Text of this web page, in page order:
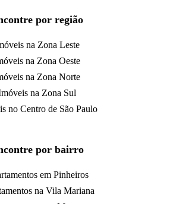
por região
na Zona Leste
na Zona Oeste
na Zona Norte
na Zona Sul
no Centro de São Paulo
por bairro
em Pinheiros
na Vila Mariana